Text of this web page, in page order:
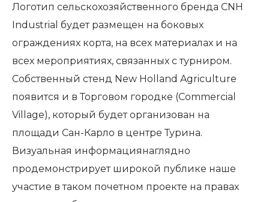
Логотип сельскохозяйственного бренда CNH
Industrial будет размещен на боковых
ограждениях корта, на всех материалах и на
всех мероприятиях, связанных с турниром.
Собственный стенд New Holland Agriculture
появится и в Торговом городке (Commercial
Village), который будет организован на
площади Сан-Карло в центре Турина.
Визуальная информациянаглядно
продемонстрирует широкой публике наше
участие в таком почетном проекте на правах